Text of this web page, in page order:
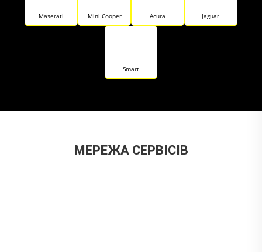
Maserati Mini Cooper Acura Jaguar
Smart
МЕРЕЖА СЕРВІСІВ